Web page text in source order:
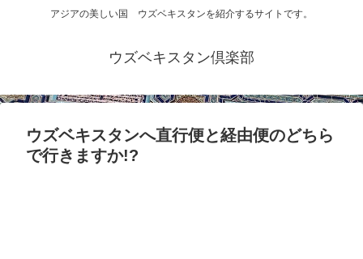
アジアの美しい国 ウズベキスタンを紹介するサイトです。
ウズベキスタン倶楽部
ウズベキスタンへ直行便と経由便のどちら
で行きますか!?